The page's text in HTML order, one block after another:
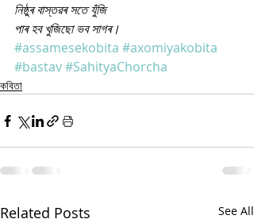
নিষ্ঠুৰ বাস্তৱৰ সতে যুঁজি
পাৰ হব খুজিছো ভব সাগৰ।
#assamesekobita #axomiyakobita
#bastav#SahityaChorcha
কবিতা
Related Posts See All